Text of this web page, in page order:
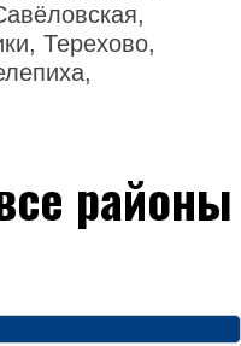
Терехово,
районы